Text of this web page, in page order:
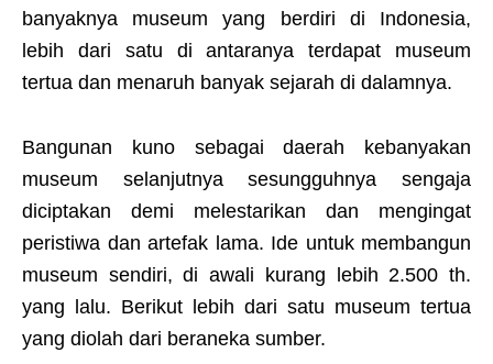
banyaknya museum yang berdiri di Indonesia,
lebih dari satu di antaranya terdapat museum
tertua dan menaruh banyak sejarah di dalamnya.
Bangunan kuno sebagai daerah kebanyakan
museum selanjutnya sesungguhnya sengaja
diciptakan demi melestarikan dan mengingat
peristiwa dan artefak lama. Ide untuk membangun
museum sendiri, di awali kurang lebih 2.500 th.
yang lalu. Berikut lebih dari satu museum tertua
yang diolah dari beraneka sumber.